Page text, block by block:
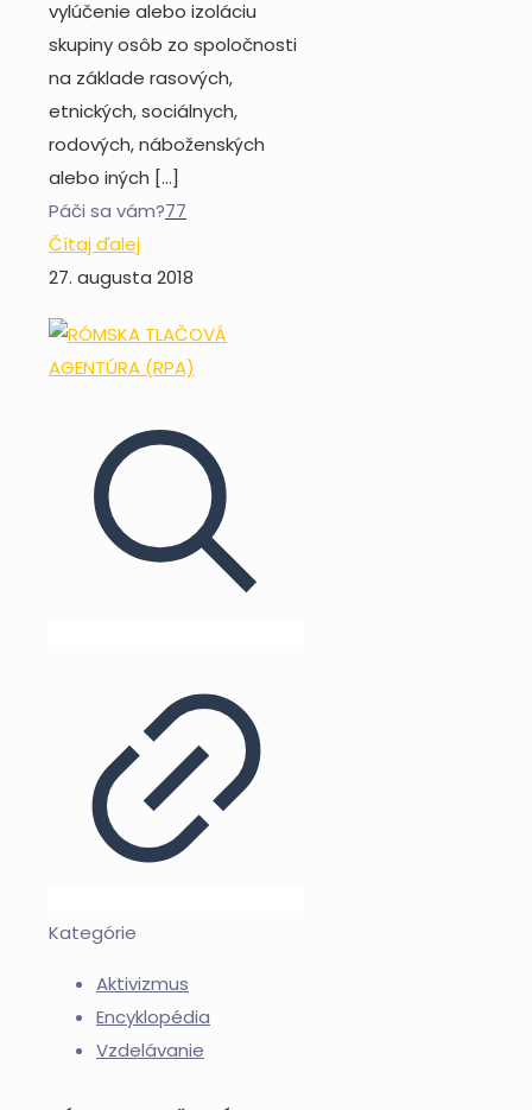
vylúčenie alebo izoláciu
skupiny osôb zo spoločnosti
na základe rasových,
etnických, sociálnych,
rodových, náboženských
alebo iných […]
Páči sa vám?77
Čítaj ďalej
27. augusta 2018
Kategórie
Aktivizmus
Encyklopédia
Vzdelávanie